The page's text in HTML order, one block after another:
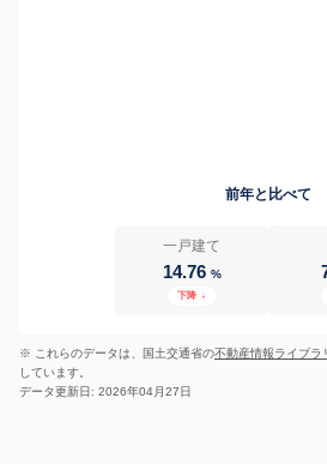
前年と比べて
一戸建て
14.76 %
下降 ↓
※ これらのデータは、国土交通省の不動産情報ライブラ
しています。
データ更新日: 2026年04月27日